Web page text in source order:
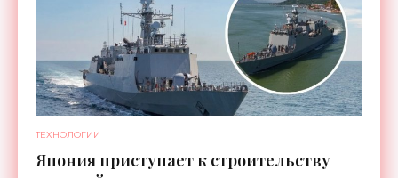
ТЕХНОЛОГИИ
Япония приступает к строительству